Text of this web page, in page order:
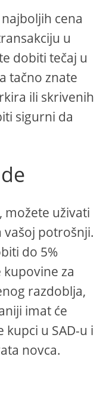
cena
u
dobiti tečaj u
tačno znate
ili skrivenih
sigurni da
uživati
potrošnji.
do 5%
kupovine za
razdoblja,
imat će
kupci u SAD-u i
novca.